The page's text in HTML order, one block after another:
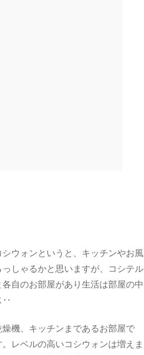
シウォンというと、キッチンやお風
しゃるかと思いますが、コシテル
自のお部屋があり生活は部屋の中
‥
機、キッチンまであるお部屋で
レベルの高いコシウォンは増えま